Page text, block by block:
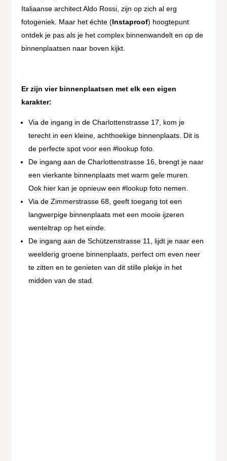
Italiaanse architect Aldo Rossi, zijn op zich al erg
fotogeniek. Maar het échte (Instaproof) hoogtepunt
ontdek je pas als je het complex binnenwandelt en op de
binnenplaatsen naar boven kijkt.
Er zijn vier binnenplaatsen met elk een eigen
karakter:
Via de ingang in de Charlottenstrasse 17, kom je
terecht in een kleine, achthoekige binnenplaats. Dit is
de perfecte spot voor een #lookup foto.
De ingang aan de Charlottenstrasse 16, brengt je naar
een vierkante binnenplaats met warm gele muren.
Ook hier kan je opnieuw een #lookup foto nemen.
Via de Zimmerstrasse 68, geeft toegang tot een
langwerpige binnenplaats met een mooie ijzeren
wenteltrap op het einde.
De ingang aan de Schützenstrasse 11, lijdt je naar een
weelderig groene binnenplaats, perfect om even neer
te zitten en te genieten van dit stille plekje in het
midden van de stad.